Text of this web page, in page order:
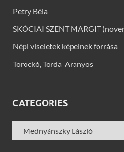
Petry Béla
SKÓCIAI SZENT MARGIT
Népi viseletek képeinek forrása
Torockó, Torda-Aranyos
CATEGORIES